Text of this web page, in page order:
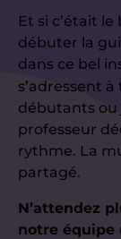
Et si c’était
débuter la
dans ce bel
s’adressent
débutants ou
professeur
rythme. La
partagé.
N’attendez
notre équipe